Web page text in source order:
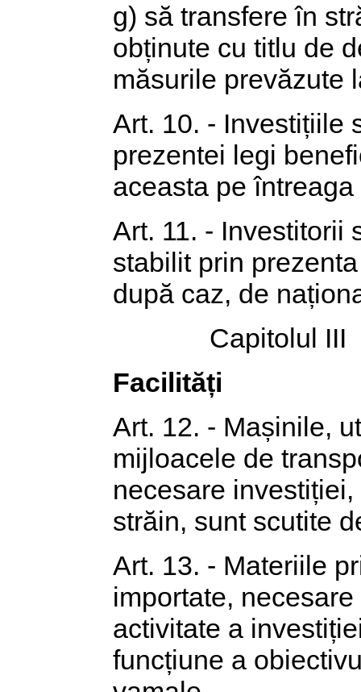
g) să transfere în
obținute cu titlu de
măsurile prevăzute
Art. 10. - Investițiile
prezentei legi
aceasta pe
Art. 11. - Investitorii
stabilit prin
după caz, de
Capitolul III
Facilități
Art. 12. - Mașinile,
mijloacele de
necesare
străin, sunt scutite
Art. 13. - Materiile
importate,
activitate a
funcțiune a